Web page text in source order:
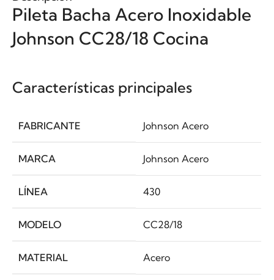
Pileta Bacha Acero Inoxidable
Johnson CC28/18 Cocina
Características principales
FABRICANTE Johnson Acero
MARCA Johnson Acero
LÍNEA 430
MODELO CC28/18
MATERIAL Acero